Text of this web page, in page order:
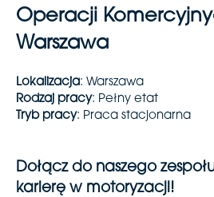
Operacji
Warszawa
Lokalizacja: Warszawa
Rodzaj pracy: Pełny etat
Tryb pracy: Praca stacjonarna
Dołącz do naszego
karierę w motoryzacji!